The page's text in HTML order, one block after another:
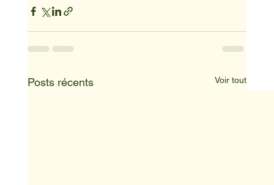
Posts récents Voir tout